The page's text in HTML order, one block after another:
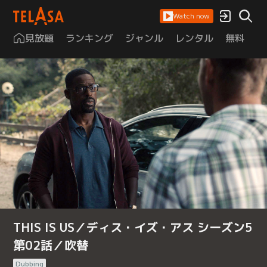
Watch now
見放題 ランキング ジャンル レンタル 無料
THIS IS US／ディス・イズ・アス シーズン5
第02話／吹替
Dubbing